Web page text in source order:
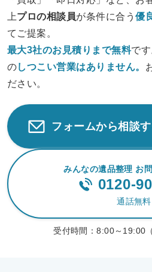
上プロの相談員が条件に合う優
てご提案。
最大3社のお見積りまで無料で
のしつこい営業はありません。
ださい。
フォームから相談
みんなの遺品整理 お
0120-
通話無料
受付時間：8:00～19:00